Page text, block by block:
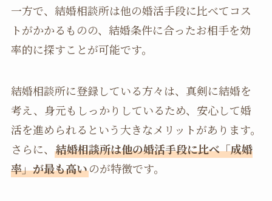
一方で、結婚相談所は他の婚活手段に比べてコス
トがかかるものの、結婚条件に合ったお相手を効
率的に探すことが可能です。
結婚相談所に登録している方々は、真剣に結婚を
考え、身元もしっかりしているため、安心して婚
活を進められるという大きなメリットがあります。
さらに、 結婚相談所は他の婚活手段に比べ「成婚
率」が最も高いのが特徴です。